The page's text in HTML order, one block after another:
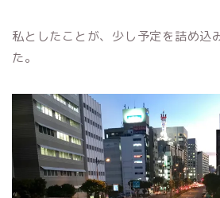
私としたことが、少し予定を詰め込
た。